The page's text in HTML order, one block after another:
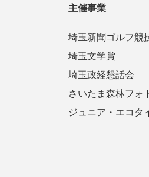
主催事業
埼玉新聞ゴルフ競
埼玉文学賞
埼玉政経懇話会
さいたま森林フォ
ジュニア・エコタ